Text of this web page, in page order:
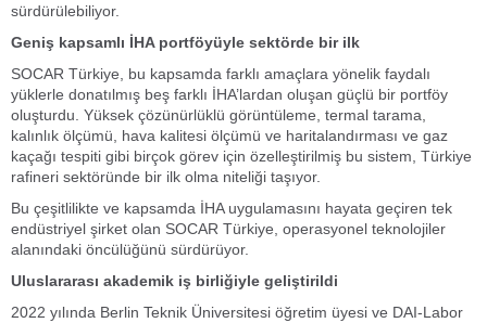
sürdürülebiliyor.
Geniş kapsamlı İHA portföyüyle sektörde bir ilk
SOCAR Türkiye, bu kapsamda farklı amaçlara yönelik faydalı
yüklerle donatılmış beş farklı İHA’lardan oluşan güçlü bir portföy
oluşturdu. Yüksek çözünürlüklü görüntüleme, termal tarama,
kalınlık ölçümü, hava kalitesi ölçümü ve haritalandırması ve gaz
kaçağı tespiti gibi birçok görev için özelleştirilmiş bu sistem, Türkiye
rafineri sektöründe bir ilk olma niteliği taşıyor.
Bu çeşitlilikte ve kapsamda İHA uygulamasını hayata geçiren tek
endüstriyel şirket olan SOCAR Türkiye, operasyonel teknolojiler
alanındaki öncülüğünü sürdürüyor.
Uluslararası akademik iş birliğiyle geliştirildi
2022 yılında Berlin Teknik Üniversitesi öğretim üyesi ve DAI-Labor